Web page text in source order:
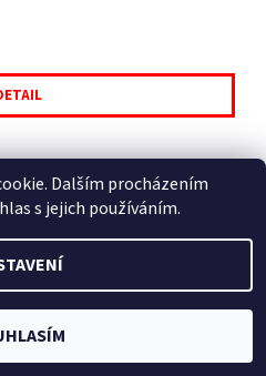
práva vyhrazena
Dalším procházením
s jejich používáním.